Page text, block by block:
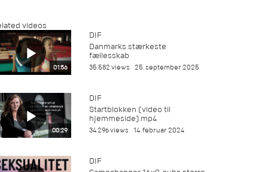
videos
01:56
DIF
Danmarks stærkeste
fællesskab
35.582 views 25. september 2025
00:29
DIF
Startblokken (video til
hjemmeside).mp4
34.296 views 14. februar 2024
DIF